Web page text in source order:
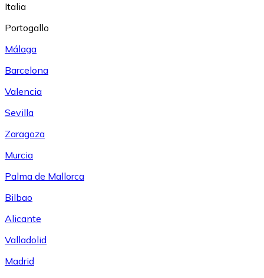
Italia
Portogallo
Málaga
Barcelona
Valencia
Sevilla
Zaragoza
Murcia
Palma de Mallorca
Bilbao
Alicante
Valladolid
Madrid